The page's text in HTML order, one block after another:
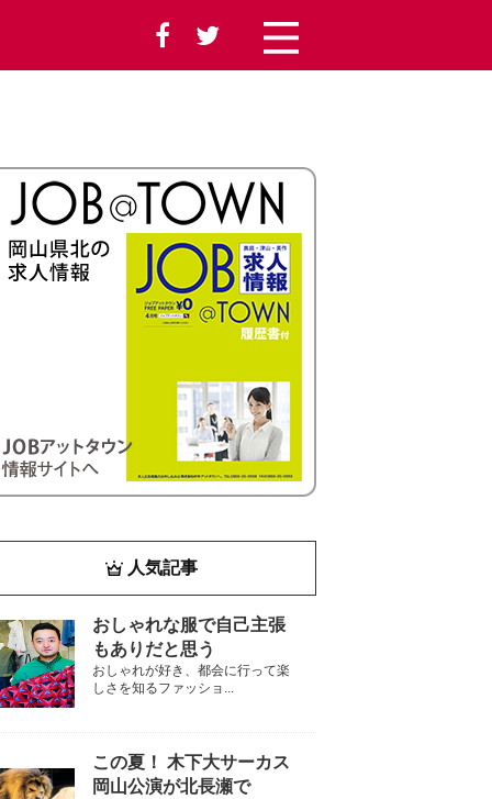
人気記事
おしゃれな服で自己主張
もありだと思う
おしゃれが好き、都会に行って楽
しさを知るファッショ...
この夏！ 木下大サーカス
岡山公演が北長瀬で